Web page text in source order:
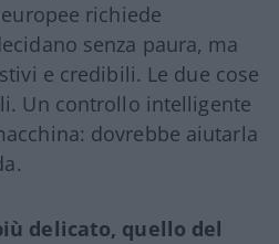
richiede
senza paura, ma
e credibili. Le due cose
Un controllo intelligente
dovrebbe aiutarla
delicato, quello del